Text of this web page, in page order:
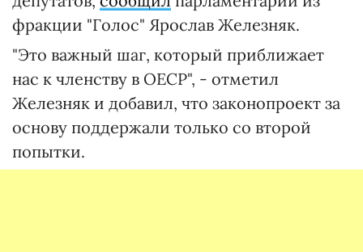
фракции "Голос" Ярослав Железняк.
"Это важный шаг, который приближает
нас к членству в ОECР", - отметил
Железняк и добавил, что законопроект за
основу поддержали только со второй
попытки.